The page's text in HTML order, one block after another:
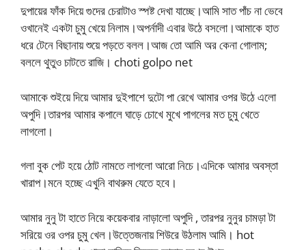
দুপায়ের ফাঁক দিয়ে গুদের চেরাটাও স্পষ্ট দেখা যাচ্ছে।আমি সাত পাঁচ না ভেবে
ওখানেই একটা চুমু খেয়ে নিলাম।অপর্নাদী এবার উঠে বসলো।আমাকে হাত
ধরে টেনে বিছানায় শুয়ে পড়তে বলল।আজ তো আমি অর কেনা গোলাম;
বললে থুতুও চাটতে রাজি। choti golpo net
আমাকে শুইয়ে দিয়ে আমার দুইপাশে দুটো পা রেখে আমার ওপর উঠে এলো
অপুদি।তারপর আমার কপালে ঘাড়ে চোখে মুখে পাগলের মত চুমু খেতে
লাগলো।
গলা বুক পেট হয়ে ঠোট নামতে লাগলো আরো নিচে।এদিকে আমার অবস্তা
খারাপ।মনে হচ্ছে এখুনি বাথরুম যেতে হবে।
আমার নুনু টা হাতে নিয়ে কয়েকবার নাড়ালো অপুদি , তারপর নুনুর চামড়া টা
সরিয়ে ওর ওপর চুমু খেল।উত্তেজনায় শিউরে উঠলাম আমি। hot